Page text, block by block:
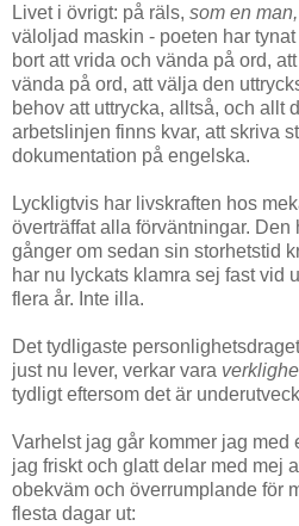
Livet i övrigt: på räls, som en
väloljad maskin - poeten har
bort att vrida och vända på ord, att
vända på ord, att välja den
behov att uttrycka, alltså, och allt
arbetslinjen finns kvar, att skriva
dokumentation på engelska.
Lyckligtvis har livskraften hos
överträffat alla förväntningar. Den
gånger om sedan sin storhetstid
har nu lyckats klamra sej fast vid
flera år. Inte illa.
Det tydligaste
just nu lever, verkar vara
tydligt eftersom det är
Varhelst jag går kommer jag med
jag friskt och glatt delar med mej
obekväm och överrumplande för
flesta dagar ut: